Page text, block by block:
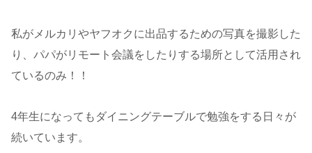
私がメルカリやヤフオクに出品するための写真を撮影した
り、パパがリモート会議をしたりする場所として活用され
ているのみ！！
4年生になってもダイニングテーブルで勉強をする日々が
続いています。